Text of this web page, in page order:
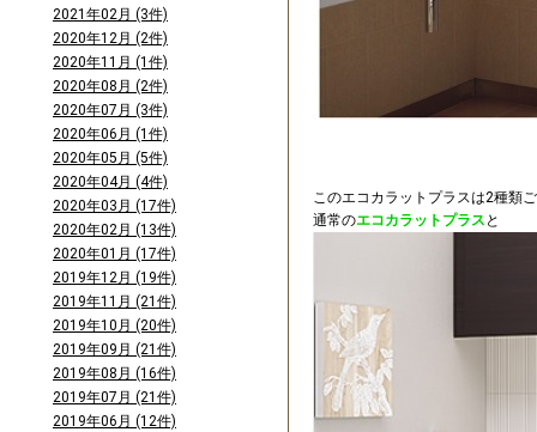
このエコカラットプラスは2種類
通常のエコカラットプラス と
2021年02月 (3件)
2020年12月 (2件)
2020年11月 (1件)
2020年08月 (2件)
2020年07月 (3件)
2020年06月 (1件)
2020年05月 (5件)
2020年04月 (4件)
2020年03月 (17件)
2020年02月 (13件)
2020年01月 (17件)
2019年12月 (19件)
2019年11月 (21件)
2019年10月 (20件)
2019年09月 (21件)
2019年08月 (16件)
2019年07月 (21件)
2019年06月 (12件)